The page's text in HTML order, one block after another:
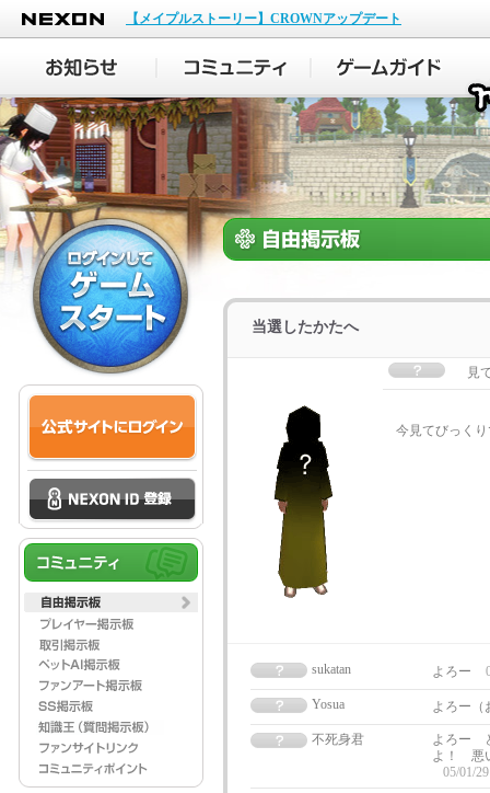
NEXON
【メイプルストーリー】CROWNアップデート
当選したかたへ
見
今見てびっくり
sukatan よろー
Yosua よろー（
不死身君
よろー
よ！ 悪
05/01/